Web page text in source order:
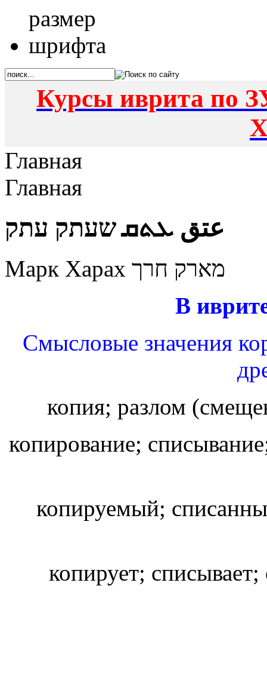
Курсы иврита по
Главная
Главная
عتق ܥܬܩ שעתק עתק
Марк Харах מארק חרך
В
Смысловые значения
копия; разлом
копирование;
копируемый;
копирует;